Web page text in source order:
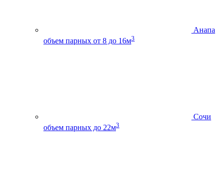
Анапа
объем парных от 8 до 16м3
Сочи
объем парных до 22м3